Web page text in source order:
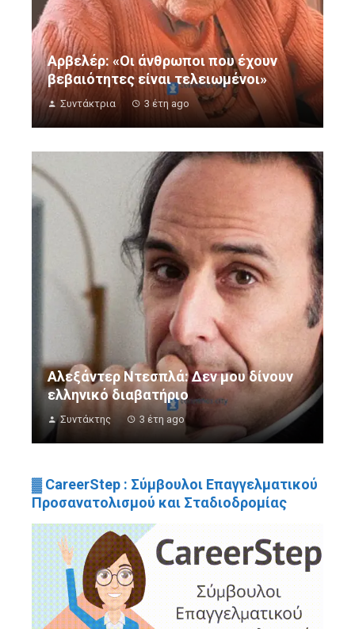
Αρβελέρ: «Οι άνθρωποι που έχουν
βεβαιότητες είναι τελειωμένοι»
Συντάκτρια 3 έτη ago
Αλεξάντερ Ντεσπλά: Δεν μου δίνουν
ελληνικό διαβατήριο
Συντάκτης 3 έτη ago
▓ CareerStep : Σύμβουλοι Επαγγελματικού
Προσανατολισμού και Σταδιοδρομίας